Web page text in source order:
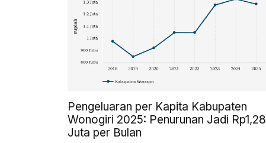
Pengeluaran per Kapita Kabupaten
Wonogiri 2025: Penurunan Jadi Rp1,28
Juta per Bulan